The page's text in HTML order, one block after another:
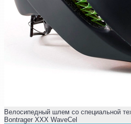
Велосипедный шлем со специальной
Bontrager XXX WaveCel